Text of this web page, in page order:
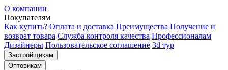
О компании
Покупателям
Как купить? Оплата и доставка Преимущества Получение и
возврат товара Служба контроля качества Профессионалам
Дизайнеры Пользовательское соглашение 3d тур
Застройщикам
Оптовикам